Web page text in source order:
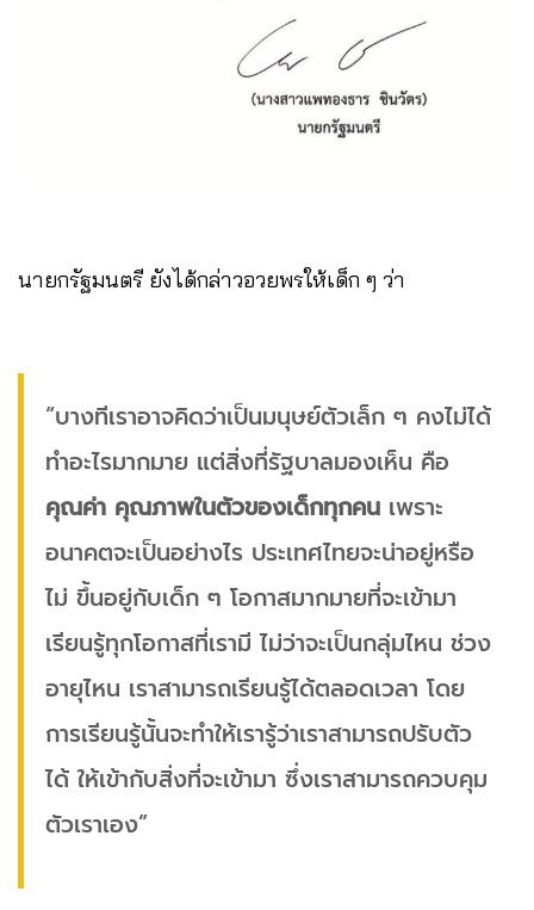
นายกรัฐมนตรี ยังได้กล่าวอวยพรให้เด็ก ๆ ว่า
“บางทีเราอาจคิดว่าเป็นมนุษย์ตัวเล็ก ๆ คงไม่ได้
ทำอะไรมากมาย แต่สิ่งที่รัฐบาลมองเห็น คือ
คุณค่า คุณภาพในตัวของเด็กทุกคน เพราะ
อนาคตจะเป็นอย่างไร ประเทศไทยจะน่าอยู่หรือ
ไม่ ขึ้นอยู่กับเด็ก ๆ โอกาสมากมายที่จะเข้ามา
เรียนรู้ทุกโอกาสที่เรามี ไม่ว่าจะเป็นกลุ่มไหน ช่วง
อายุไหน เราสามารถเรียนรู้ได้ตลอดเวลา โดย
การเรียนรู้นั้นจะทำให้เรารู้ว่าเราสามารถปรับตัว
ได้ ให้เข้ากับสิ่งที่จะเข้ามา ซึ่งเราสามารถควบคุม
ตัวเราเอง”